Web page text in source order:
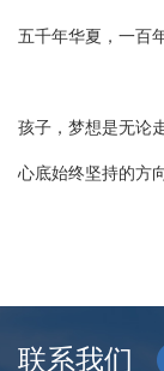
五千年华夏，一百
孩子，梦想是无论
心底始终坚持的方
联系我们